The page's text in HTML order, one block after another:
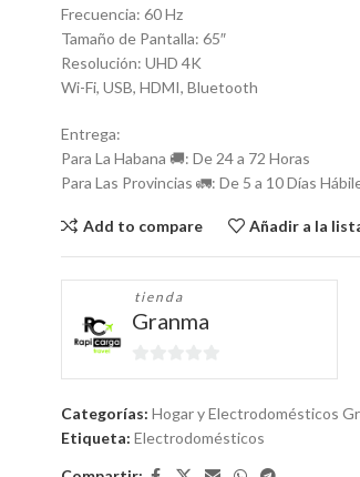
Frecuencia: 60 Hz
Tamaño de Pantalla: 65″
Resolución: UHD 4K
Wi-Fi, ‎USB, HDMI, Bluetooth
Entrega:
Para La Habana 🚚: De 24 a 72 Horas
Para Las Provincias 🚛: De 5 a 10 Días
Add to compare Añadir a la
tienda
Granma
0
Categorías: Hogar y Electrodomésticos
Etiqueta: Electrodomésticos